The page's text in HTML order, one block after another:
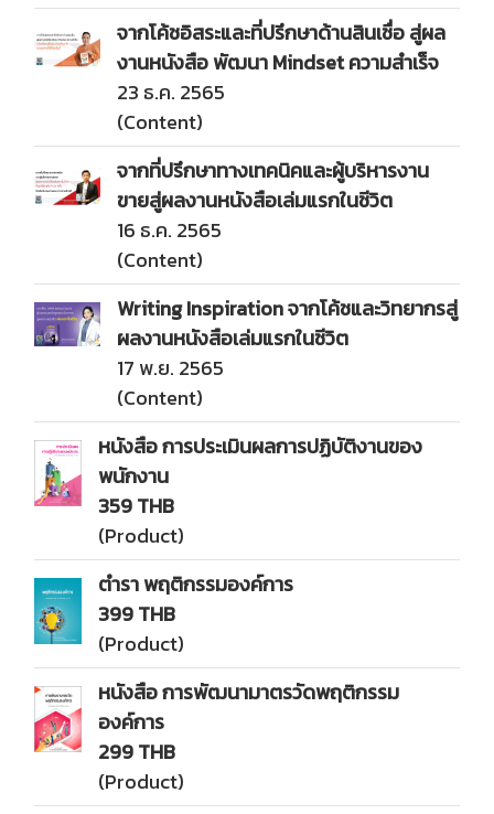
จากโค้ชอิสระและที่ปรึกษาด้านสินเชื่อ สู่ผล
งานหนังสือ พัฒนา Mindset ความสำเร็จ
23 ธ.ค. 2565
(Content)
จากที่ปรึกษาทางเทคนิคและผู้บริหารงาน
ขายสู่ผลงานหนังสือเล่มแรกในชีวิต
16 ธ.ค. 2565
(Content)
Writing Inspiration จากโค้ชและวิทยากรสู่
ผลงานหนังสือเล่มแรกในชีวิต
17 พ.ย. 2565
(Content)
หนังสือ การประเมินผลการปฏิบัติงานของ
พนักงาน
359 THB
(Product)
ตำรา พฤติกรรมองค์การ
399 THB
(Product)
หนังสือ การพัฒนามาตรวัดพฤติกรรม
องค์การ
299 THB
(Product)